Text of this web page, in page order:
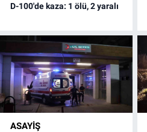
D-100'de kaza: 1 ölü, 2 yaralı
ASAYİŞ